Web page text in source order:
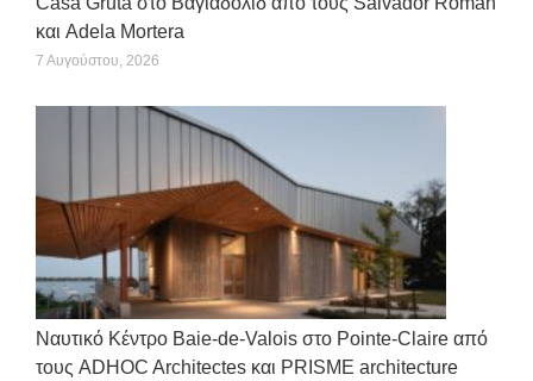
και Adela Mortera
7 Αυγούστου, 2026
Ναυτικό Κέντρο Baie-de-Valois στο Pointe-Claire από
τους ADHOC Architectes και PRISME architecture